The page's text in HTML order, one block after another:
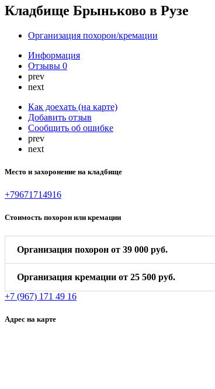
Кладбище Брыньково в Рузе
Организация похорон/кремации
Информация
Отзывы 0
prev
next
Как доехать (на карте)
Добавить отзыв
Сообщить об ошибке
prev
next
Место и захоронение на кладбище
+79671714916
Стоимость похорон или кремации
Организация похорон от 39 000 руб.
Организация кремации от 25 500 руб.
+7 (967) 171 49 16
Адрес на карте